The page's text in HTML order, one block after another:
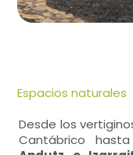
Espacios naturales
Desde los
Cantábrico